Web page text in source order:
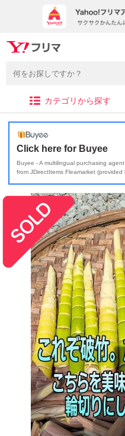
カテゴリから探す
Click here for Buyee
Buyee - A multilingual purchasing
from JDirectItems Fleamarket (provided